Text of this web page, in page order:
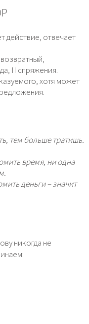
действие, отвечает
II спряжения.
хотя может
тем больше тратишь.
время, ни одна
деньги – значит
никогда не